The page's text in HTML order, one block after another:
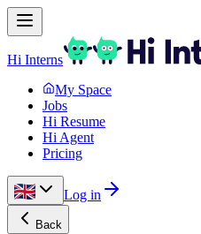
Hi Interns
My Space
Jobs
Hi Resume
Hi Agent
Pricing
Log in
Back